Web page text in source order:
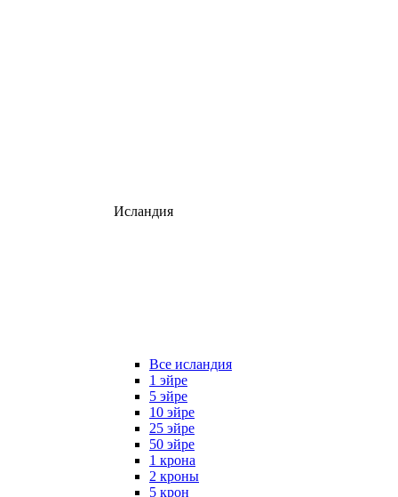
Исландия
Все исландия
1 эйре
5 эйре
10 эйре
25 эйре
50 эйре
1 крона
2 кроны
5 крон